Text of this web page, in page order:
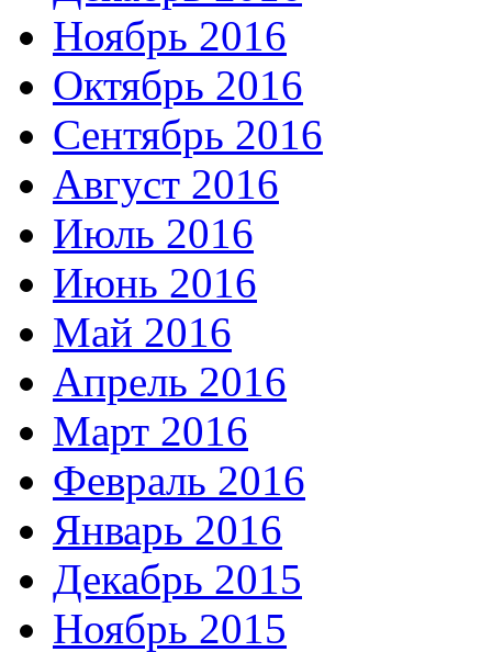
Ноябрь 2016
Октябрь 2016
Сентябрь 2016
Август 2016
Июль 2016
Июнь 2016
Май 2016
Апрель 2016
Март 2016
Февраль 2016
Январь 2016
Декабрь 2015
Ноябрь 2015